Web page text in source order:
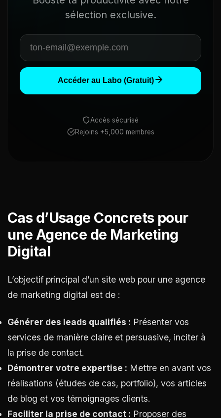
sélection exclusive.
Accéder au Labo (Gratuit)
Accès sécurisé
Rejoins +5,000 membres
Cas d’Usage Concrets pour
une Agence de Marketing
Digital
L’objectif principal d’un site web pour une agence
de marketing digital est de :
Générer des leads qualifiés : Présenter vos
services de manière claire et persuasive, inciter à
la prise de contact.
Démontrer votre expertise : Mettre en avant vos
réalisations (études de cas, portfolio), vos articles
de blog et vos témoignages clients.
Faciliter la prise de contact : Proposer des